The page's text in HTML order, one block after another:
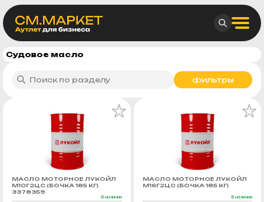
Судовое масло
фильтры
МАСЛО МОТОРНОЕ ЛУКОЙЛ
М10Г2ЦС (БОЧКА 185 КГ)
3378359
В наличии
МАСЛО МОТОРНОЕ ЛУКОЙЛ
М16Г2ЦС (БОЧКА 185 КГ)
В наличии